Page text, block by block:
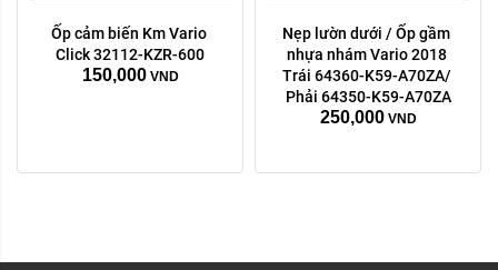
Ốp cảm biến Km Vario
Click 32112-KZR-600
150,000 VND
Nẹp lườn dưới / Ốp gầm
nhựa nhám Vario 2018
Trái 64360-K59-A70ZA/
Phải 64350-K59-A70ZA
250,000 VND